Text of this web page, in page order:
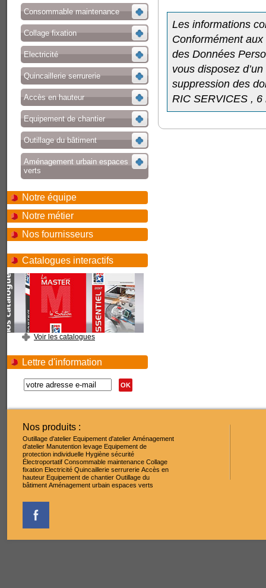
Consommable maintenance
Collage fixation
Electricité
Quincaillerie serrurerie
Accès en hauteur
Equipement de chantier
Outillage du bâtiment
Aménagement urbain espaces
verts
Notre équipe
Notre métier
Nos fournisseurs
Catalogues interactifs
Voir les catalogues
Lettre d'information
OK
Les informations
Conformément
des Données
vous disposez
suppression des
RIC SERVICES ,
Nos produits :
Outillage d'atelier Equipement d'atelier Aménagement
d'atelier Manutention levage Equipement de
protection individuelle Hygiène sécurité
Électroportatif Consommable maintenance Collage
fixation Electricité Quincaillerie serrurerie Accès en
hauteur Equipement de chantier Outillage du
bâtiment Aménagement urbain espaces verts